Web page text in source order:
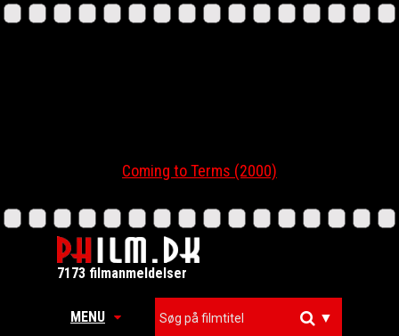
Coming to Terms (2000)
7173 filmanmeldelser
MENU ▼